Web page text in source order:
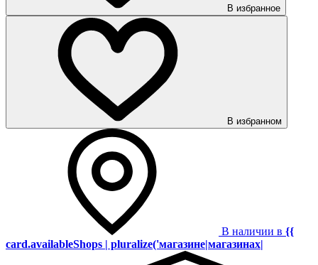
В избранное
В избранном
В наличии в {{
card.availableShops | pluralize('магазине|магазинах|